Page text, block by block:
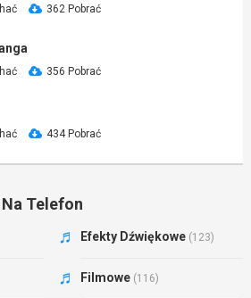
362 Pobrać
356 Pobrać
434 Pobrać
Telefon
Efekty Dźwiękowe (123)
Filmowe (116)